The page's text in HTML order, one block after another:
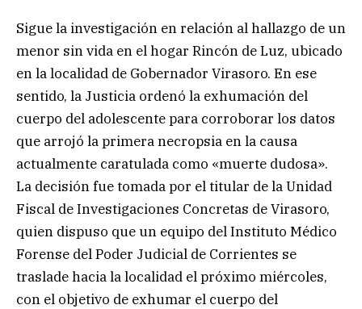
Sigue la investigación en relación al hallazgo de un
menor sin vida en el hogar Rincón de Luz, ubicado
en la localidad de Gobernador Virasoro. En ese
sentido, la Justicia ordenó la exhumación del
cuerpo del adolescente para corroborar los datos
que arrojó la primera necropsia en la causa
actualmente caratulada como «muerte dudosa».
La decisión fue tomada por el titular de la Unidad
Fiscal de Investigaciones Concretas de Virasoro,
quien dispuso que un equipo del Instituto Médico
Forense del Poder Judicial de Corrientes se
traslade hacia la localidad el próximo miércoles,
con el objetivo de exhumar el cuerpo del